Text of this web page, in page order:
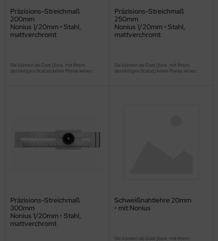
Präzisions-Streichmaß
200mm
Nonius 1/20mm • Stahl,
mattverchromt
Sie können als Gast (bzw. mit Ihrem
derzeitigen Status) keine Preise sehen.
Präzisions-Streichmaß
250mm
Nonius 1/20mm • Stahl,
mattverchromt
Sie können als Gast (bzw. mit Ihrem
derzeitigen Status) keine Preise sehen.
Präzisions-Streichmaß
300mm
Nonius 1/20mm • Stahl,
mattverchromt
Schweißnahtlehre 20mm
• mit Nonius
Sie können als Gast (bzw. mit Ihrem